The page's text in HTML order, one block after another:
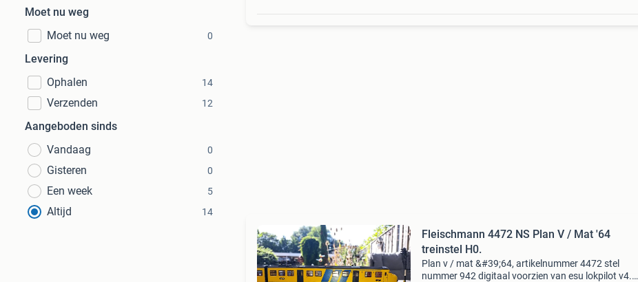
Moet nu weg
Moet nu weg
0
Levering
Ophalen
14
Verzenden 12
Aangeboden sinds
Vandaag
0
Gisteren 0
Een week 5
Altijd 14
Fleischmann 4472 NS Plan V / Mat '64
treinstel H0.
Plan v / mat &#39;64, artikelnummer 4472 stel
nummer 942 digitaal voorzien van esu lokpilot v4.0